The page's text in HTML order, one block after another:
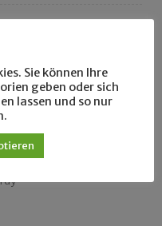
Sie können Ihre
geben oder sich
lassen und so nur